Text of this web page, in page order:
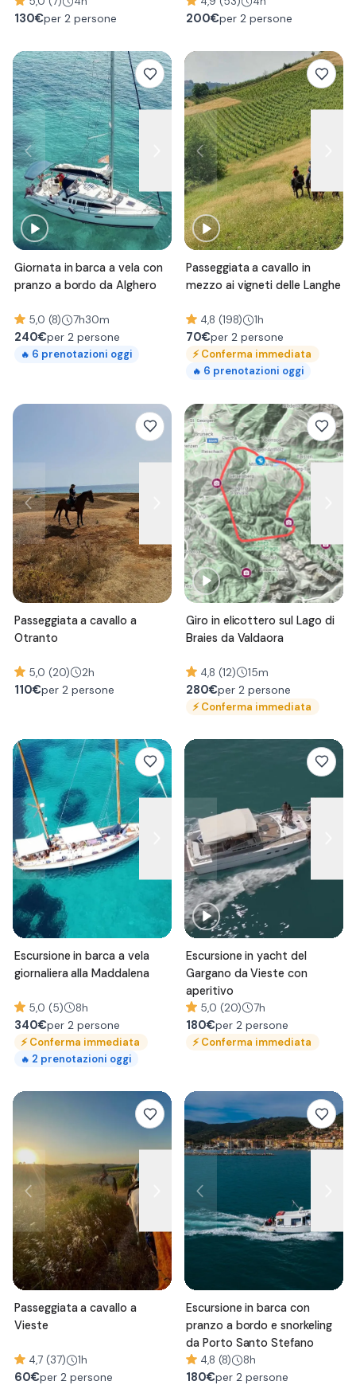
130€per 2 persone 200€per 2 persone
Giornata in barca a vela con
pranzo a bordo da Alghero
5,0 (8) 7h30m
240€per 2 persone
🔥 6 prenotazioni oggi
Passeggiata a cavallo in
mezzo ai vigneti delle Langhe
4,8 (198) 1h
70€per 2 persone
⚡Conferma immediata
🔥 6 prenotazioni oggi
Passeggiata a cavallo a
Otranto
5,0 (20) 2h
110€per 2 persone
Giro in elicottero sul Lago di
Braies da Valdaora
4,8 (12) 15m
280€per 2 persone
⚡Conferma immediata
Escursione in barca a vela
giornaliera alla Maddalena
5,0 (5) 8h
340€per 2 persone
⚡Conferma immediata
🔥 2 prenotazioni oggi
Escursione in yacht del
Gargano da Vieste con
aperitivo
5,0 (20) 7h
180€per 2 persone
⚡Conferma immediata
Passeggiata a cavallo a
Vieste
4,7 (37) 1h
60€per 2 persone
Escursione in barca con
pranzo a bordo e snorkeling
da Porto Santo Stefano
4,8 (8) 8h
180€per 2 persone